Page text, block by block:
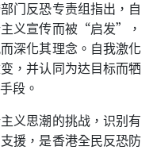
门反恐专责组指出，自
义宣传而被“启发”，
深化其理念。自我激化
，并认同为达目标而牺
段。
义思潮的挑战，识别有
援，是香港全民反恐防